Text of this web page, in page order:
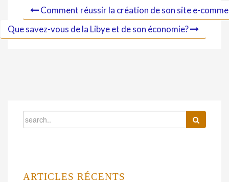
Comment réussir la création de son site e-
Que savez-vous de la Libye et de son économie?
ARTICLES RÉCENTS